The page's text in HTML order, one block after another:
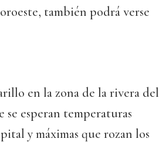
también podrá verse
en la zona de la rivera del
esperan temperaturas
y máximas que rozan los